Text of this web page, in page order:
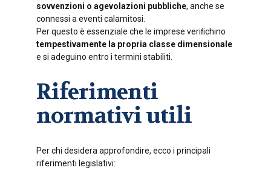
sovvenzioni o agevolazioni pubbliche, anche se
connessi a eventi calamitosi.
Per questo è essenziale che le imprese veriﬁchino
tempestivamente la propria classe dimensionale
e si adeguino entro i termini stabiliti.
Riferimenti
normativi utili
Per chi desidera approfondire, ecco i principali
riferimenti legislativi: